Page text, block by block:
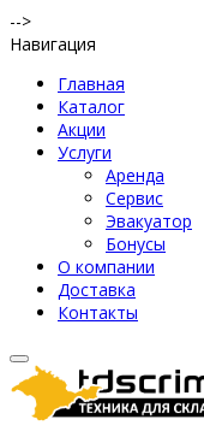
-->
Навигация
Главная
Каталог
Акции
Услуги
Аренда
Сервис
Эвакуатор
Бонусы
О компании
Доставка
Контакты